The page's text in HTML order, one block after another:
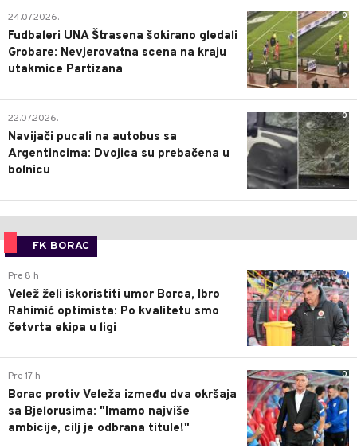
0
24.07.2026.
Fudbaleri UNA Štrasena šokirano gledali
Grobare: Nevjerovatna scena na kraju
utakmice Partizana
0
22.07.2026.
Navijači pucali na autobus sa
Argentincima: Dvojica su prebačena u
bolnicu
FK BORAC
0
Pre 8 h
Velež želi iskoristiti umor Borca, Ibro
Rahimić optimista: Po kvalitetu smo
četvrta ekipa u ligi
0
Pre 17 h
Borac protiv Veleža između dva okršaja
sa Bjelorusima: "Imamo najviše
ambicije, cilj je odbrana titule!"